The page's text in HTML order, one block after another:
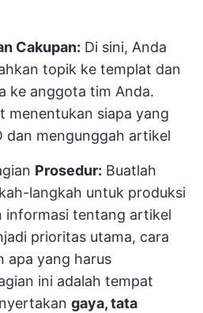
Cakupan: Di sini, Anda
topik ke templat dan
ke anggota tim Anda.
menentukan siapa yang
dan mengunggah artikel
Prosedur: Buatlah
langkah untuk produksi
informasi tentang artikel
prioritas utama, cara
apa yang harus
ini adalah tempat
gaya, tata